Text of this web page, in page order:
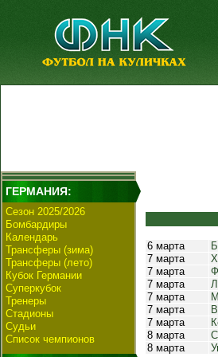
ГЕРМАНИЯ:
Сезон 2025/2026
Бомбардиры
Календарь
Трансферы (зима)
Трансферы (лето)
Кубок Германии
Суперкубок
Тренеры
Стадионы
Судьи
Список чемпионов
6 марта
7 марта
7 марта
7 марта
7 марта
7 марта
7 марта
8 марта
8 марта